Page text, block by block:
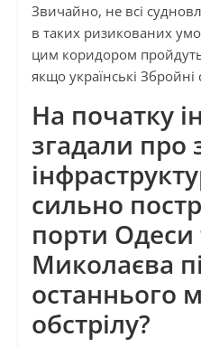
Звичайно, не всі
в таких ризикованих
цим коридором
якщо українські
На початку
згадали про
сильно
порти Одеси
Миколаєва
останнього
обстрілу?